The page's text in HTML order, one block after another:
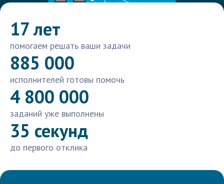
17 лет
помогаем решать ваши задачи
885 000
исполнителей готовы помочь
4 800 000
заданий уже выполнены
35 секунд
до первого отклика